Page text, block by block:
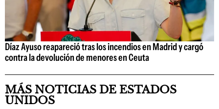
Díaz Ayuso reapareció tras los incendios en Madrid y cargó
contra la devolución de menores en Ceuta
MÁS NOTICIAS DE ESTADOS
UNIDOS